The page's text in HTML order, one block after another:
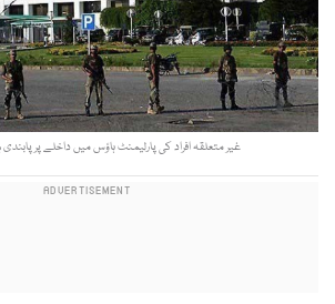
غیر متعلقہ افراد کی پارلیمنٹ ہاؤس میں داخلے پر